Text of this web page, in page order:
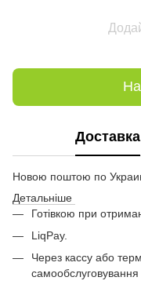
Доставка
Новою поштою по
Детальніше
Готівкою при
LiqPay.
Через кассу або